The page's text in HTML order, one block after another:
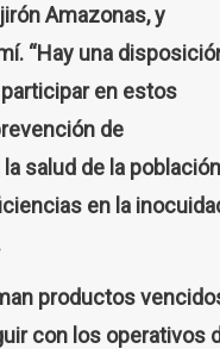
Amazonas, y
“Hay una
en estos
de
salud de la
en la
productos
con los operativos